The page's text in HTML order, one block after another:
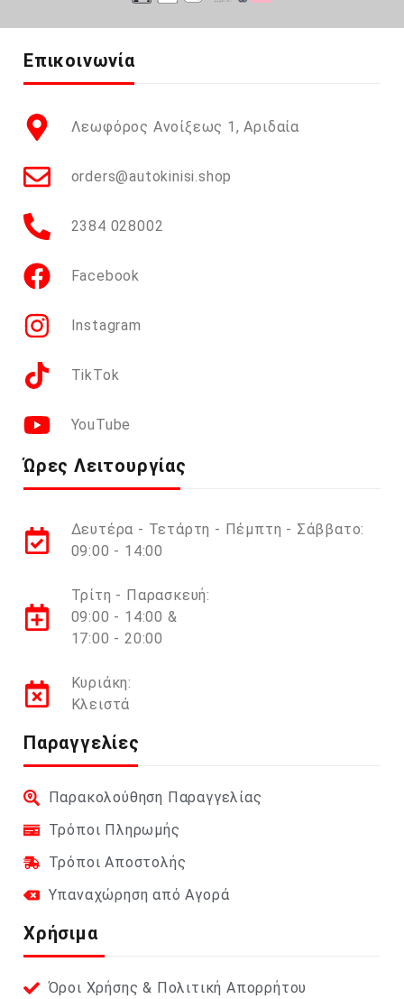
Επικοινωνία
Λεωφόρος Ανοίξεως 1, Αριδαία
orders@autokinisi.shop
2384 028002
Facebook
Instagram
TikTok
YouTube
Ώρες Λειτουργίας
Δευτέρα - Τετάρτη - Πέμπτη - Σάββατο:
09:00 - 14:00
Τρίτη - Παρασκευή:
09:00 - 14:00 &
17:00 - 20:00
Κυριάκη:
Κλειστά
Παραγγελίες
Παρακολούθηση Παραγγελίας
Τρόποι Πληρωμής
Τρόποι Αποστολής
Υπαναχώρηση από Αγορά
Χρήσιμα
Όροι Χρήσης & Πολιτική Απορρήτου